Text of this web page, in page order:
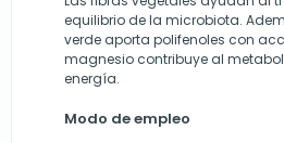
equilibrio de la microbiota.
verde aporta polifenoles con
magnesio contribuye al
energía.
Modo de empleo